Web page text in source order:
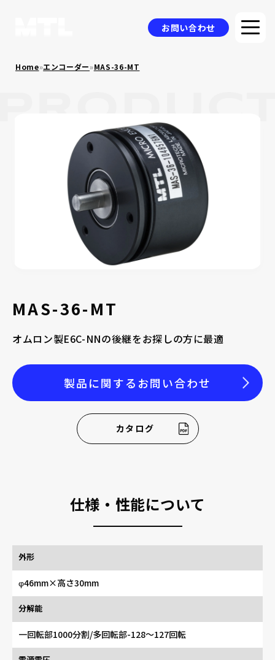
お問い合わせ
お電話でのお問い合わせ
電話をかける
Home»エンコーダー»MAS-36-MT
MAS-36-MT
オムロン製E6C-NNの後継をお探しの方に最適
製品に関するお問い合わせ
カタログ
仕様・性能について
外形
φ46mm×高さ30mm
分解能
一回転部1000分割/多回転部-128～127回転